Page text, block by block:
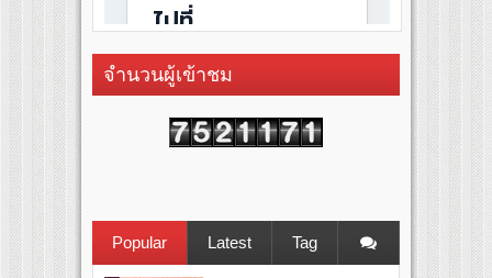
จำนวนผู้เข้าชม
Popular Latest Tag